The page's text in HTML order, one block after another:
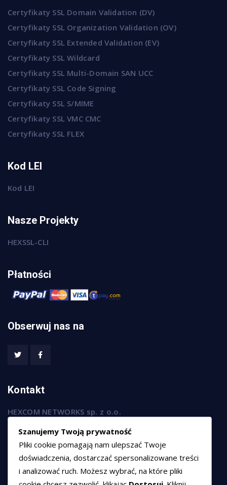
Certyfikaty SSL Domain Validation (DV)
Certyfikaty SSL Organization Validation (OV)
Certyfikaty SSL Extended Validation (EV)
Certyfikaty SSL Wildcard
Certyfikaty SSL Multi-Domain SAN UCC
Certyfikaty SSL Code Signing
Certyfikaty SSL S/MIME
Certyfikaty SSL VMC CMC
Certyfikaty SSL FLEX
Kod LEI
Kod LEI
Nasze Projekty
HEXSSL-CLI
Płatności
Obserwuj nas na
Kontakt
HEXCOM NETWORKS sp. z o.o.
ul. Marsz. Józefa Piłsudskiego 74/320,
50-020 Wrocław
+48 789 594 102
sprzedaz@hexssl.pl
Szanujemy Twoją prywatność
Pliki cookie pomagają nam ulepszać Twoje
doświadczenia, dostarczać spersonalizowane treści
i analizować ruch. Możesz wybrać, na które pliki